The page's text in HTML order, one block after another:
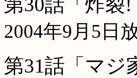
第30話「炸裂
2004年9月5日
第31話「マジ